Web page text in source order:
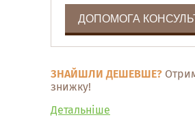
ДОПОМОГА
ЗНАЙШЛИ ДЕШЕВШЕ?
знижку!
Детальніше